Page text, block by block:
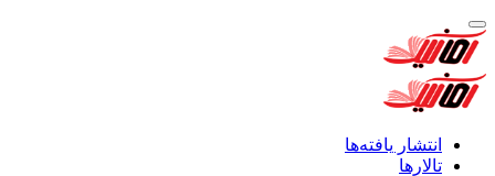
انتشار یافته‌ها
تالارها